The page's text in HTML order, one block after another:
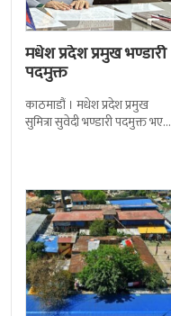
मधेश प्रदेश प्रमुख भण्डारी
पदमुक्त
काठमाडौं । मधेश प्रदेश प्रमुख
सुमित्रा सुवेदी भण्डारी पदमुक्त भएकी